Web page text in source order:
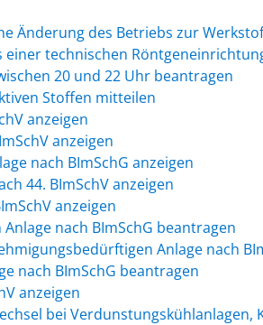
Änderung des Betriebs zur
technischen
20 und 22 Uhr beantragen
Stoffen mitteilen
anzeigen
anzeigen
nach BImSchG anzeigen
44. BImSchV anzeigen
anzeigen
nach BImSchG beantragen
Anlage nach
nach BImSchG beantragen
anzeigen
bei Verdunstungskühlanlagen,